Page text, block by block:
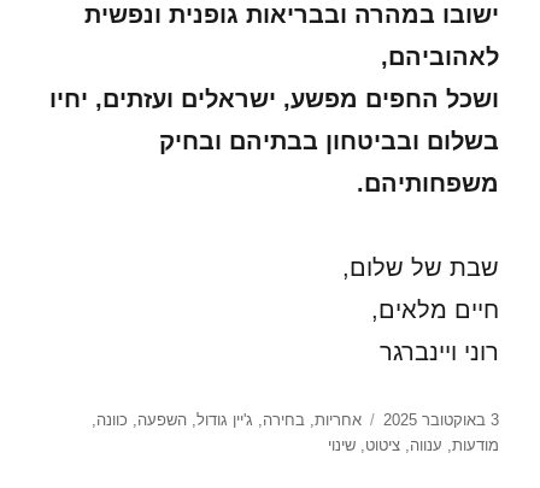
ישובו במהרה ובבריאות גופנית ונפשית
לאהוביהם,
ושכל החפים מפשע, ישראלים ועזתים, יחיו
בשלום ובביטחון בבתיהם ובחיק
משפחותיהם.
שבת של שלום,
חיים מלאים,
רוני ויינברגר
פורסם
בתאריך
3 באוקטובר 2025 תגיות
אחריות,בחירה, ג'יין גודול,השפעה, כוונה,
מודעות, ענווה,ציטוט,שינוי